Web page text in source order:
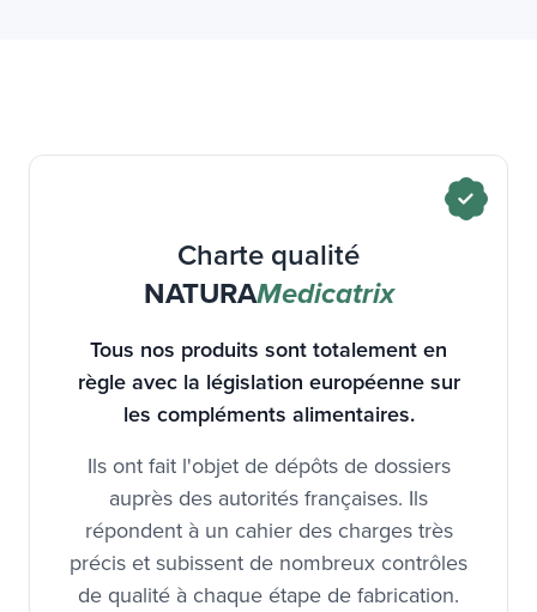
Charte qualité
NATURAMedicatrix
Tous nos produits sont totalement en
règle avec la législation européenne sur
les compléments alimentaires.
Ils ont fait l'objet de dépôts de dossiers
auprès des autorités françaises. Ils
répondent à un cahier des charges très
précis et subissent de nombreux contrôles
de qualité à chaque étape de fabrication.